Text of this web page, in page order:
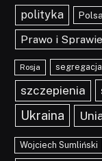
polityka
Prawo i
Rosja
szczepienia
Ukraina
Wojciech Sumliński